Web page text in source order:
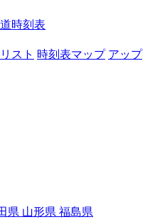
時刻表
スト 時刻表マップ アップ
県 山形県 福島県